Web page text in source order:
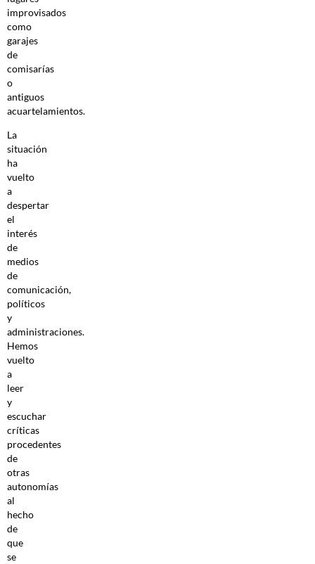
improvisados
como
garajes
de
comisarías
o
antiguos
acuartelamientos.
La
situación
ha
vuelto
a
despertar
el
interés
de
medios
de
comunicación,
políticos
y
administraciones.
Hemos
vuelto
a
leer
y
escuchar
críticas
procedentes
de
otras
autonomías
al
hecho
de
que
se